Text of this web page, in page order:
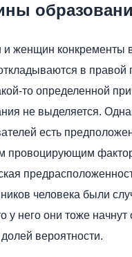
и женщин конкременты
в
то определенной
не выделяется.
есть
провоцирующим
человека были
у него они тоже начнут
вероятности.